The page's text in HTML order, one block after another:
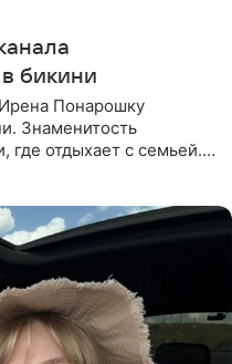
бикини
Понарошку
Знаменитость
где отдыхает с семьей.